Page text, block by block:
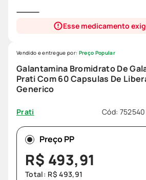
Esse medicamento
Galantamina Bromidrato De
Prati Com 60 Capsulas De
Generico
Prati Cód: 752540
Vendido e entregue por: Preço Popular
Preço PP
R$ 493,91
Total: R$ 493,91